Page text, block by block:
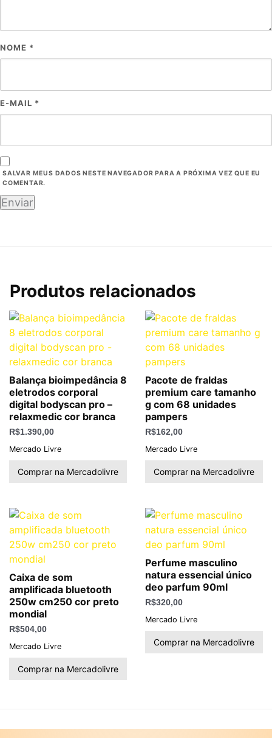
NOME *
E-MAIL *
SALVAR MEUS DADOS NESTE NAVEGADOR PARA A PRÓXIMA VEZ QUE EU
COMENTAR.
Produtos relacionados
Balança bioimpedância 8
eletrodos corporal
digital bodyscan pro –
relaxmedic cor branca
R$1.390,00
Mercado Livre
Comprar na Mercadolivre
Pacote de fraldas
premium care tamanho
g com 68 unidades
pampers
R$162,00
Mercado Livre
Comprar na Mercadolivre
Caixa de som
amplificada bluetooth
250w cm250 cor preto
mondial
R$504,00
Mercado Livre
Comprar na Mercadolivre
Perfume masculino
natura essencial único
deo parfum 90ml
R$320,00
Mercado Livre
Comprar na Mercadolivre